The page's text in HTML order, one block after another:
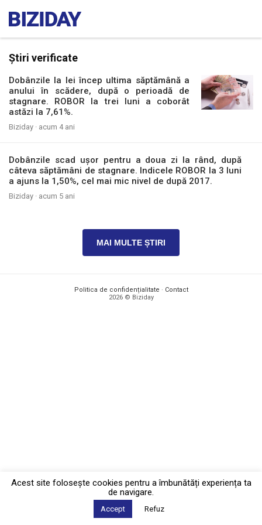
Știri verificate
Dobânzile la lei încep ultima săptămână a
anului în scădere, după o perioadă de
stagnare. ROBOR la trei luni a coborât
astăzi la 7,61%.
Biziday · acum 4 ani
Dobânzile scad ușor pentru a doua zi la rând, după
câteva săptămâni de stagnare. Indicele ROBOR la 3 luni
a ajuns la 1,50%, cel mai mic nivel de după 2017.
Biziday · acum 5 ani
MAI MULTE ȘTIRI
Politica de confidențialitate · Contact
2026 © Biziday
Acest site foloseşte cookies pentru a îmbunătăți experiența ta
de navigare.
Accept Refuz